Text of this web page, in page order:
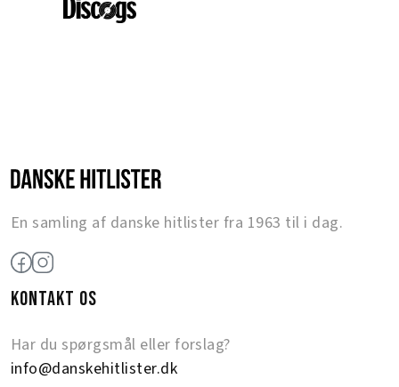
En samling af danske hitlister fra 1963 til i dag.
KONTAKT OS
Har du spørgsmål eller forslag?
info@danskehitlister.dk